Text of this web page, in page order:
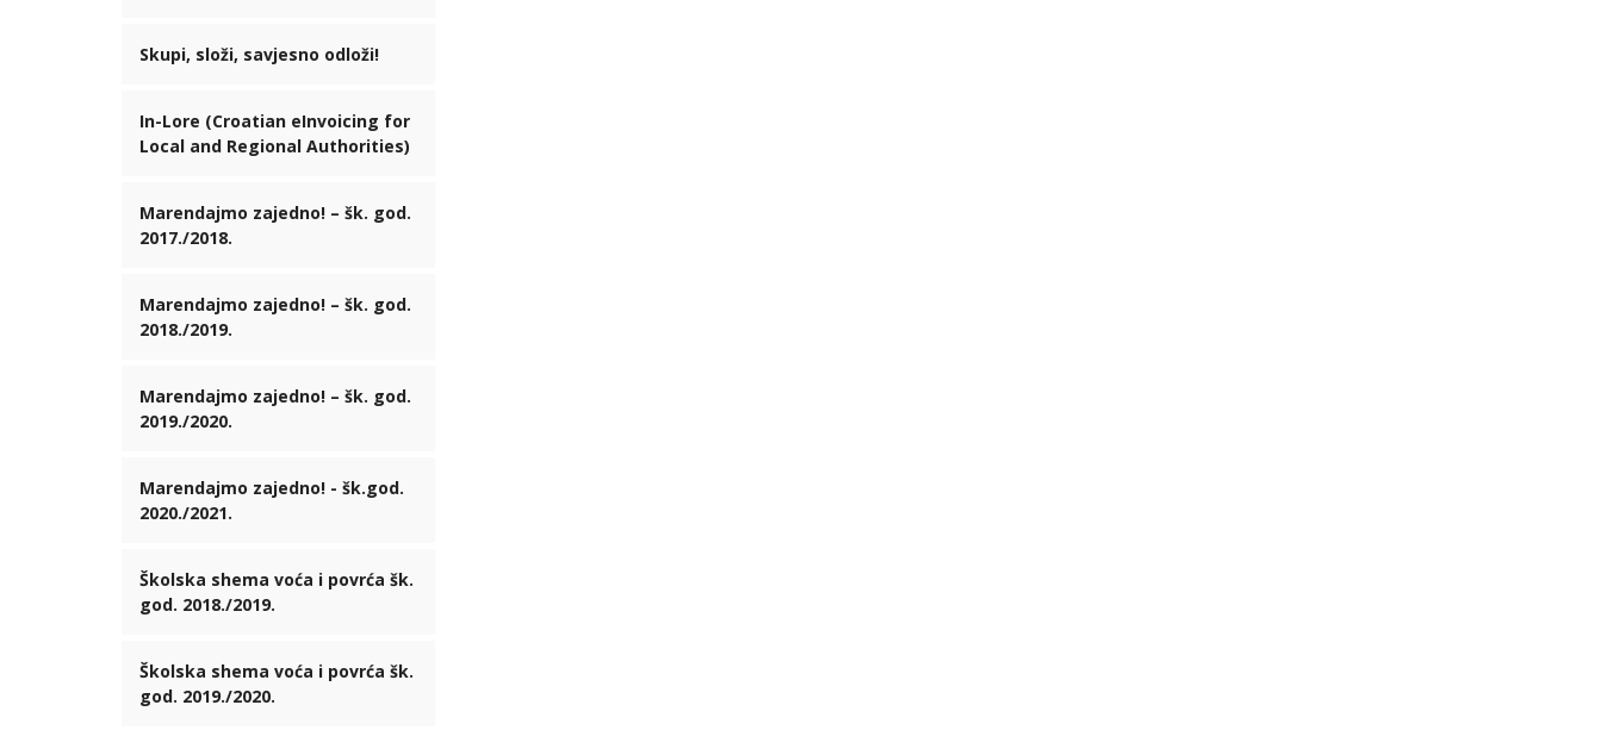
Skupi, složi, savjesno odloži!
In-Lore (Croatian eInvoicing for
Local and Regional Authorities)
Marendajmo zajedno! – šk. god.
2017./2018.
Marendajmo zajedno! – šk. god.
2018./2019.
Marendajmo zajedno! – šk. god.
2019./2020.
Marendajmo zajedno! - šk.god.
2020./2021.
Školska shema voća i povrća šk.
god. 2018./2019.
Školska shema voća i povrća šk.
god. 2019./2020.